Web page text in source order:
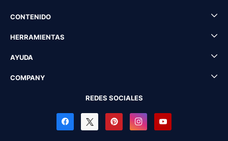
CONTENIDO
HERRAMIENTAS
AYUDA
COMPANY
REDES SOCIALES